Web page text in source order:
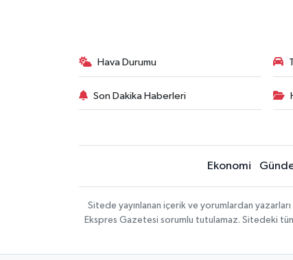
Hava Durumu
Son Dakika Haberleri
Ekonomi
Sitede yayınlanan içerik ve yorumlardan
Ekspres Gazetesi sorumlu tutulamaz. Sitedeki